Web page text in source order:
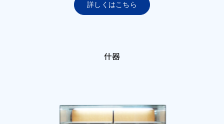
詳しくはこちら
什器